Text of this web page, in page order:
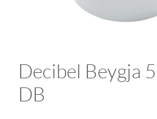
Decibel Beygja
DB